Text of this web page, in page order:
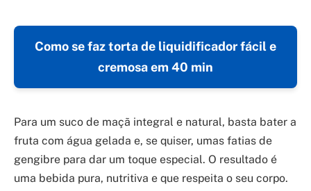
Como se faz torta de liquidificador fácil e
cremosa em 40 min
Para um suco de maçã integral e natural, basta bater a
fruta com água gelada e, se quiser, umas fatias de
gengibre para dar um toque especial. O resultado é
uma bebida pura, nutritiva e que respeita o seu corpo.